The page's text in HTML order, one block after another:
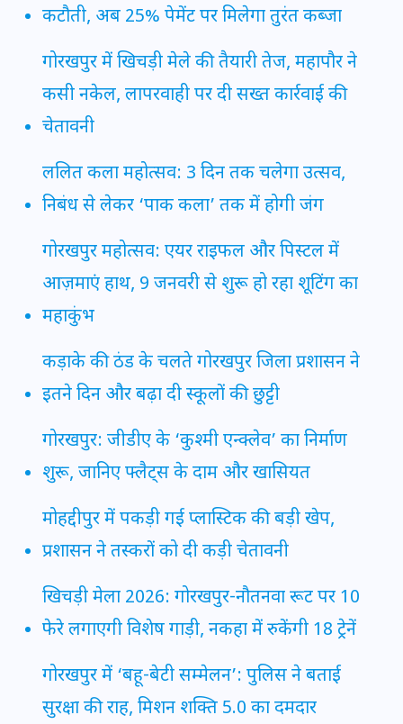
कटौती, अब 25% पेमेंट पर मिलेगा तुरंत कब्जा
गोरखपुर में खिचड़ी मेले की तैयारी तेज, महापौर ने
कसी नकेल, लापरवाही पर दी सख्त कार्रवाई की
चेतावनी
ललित कला महोत्सव: 3 दिन तक चलेगा उत्सव,
निबंध से लेकर ‘पाक कला’ तक में होगी जंग
गोरखपुर महोत्सव: एयर राइफल और पिस्टल में
आज़माएं हाथ, 9 जनवरी से शुरू हो रहा शूटिंग का
महाकुंभ
कड़ाके की ठंड के चलते गोरखपुर जिला प्रशासन ने
इतने दिन और बढ़ा दी स्कूलों की छुट्टी
गोरखपुर: जीडीए के ‘कुश्मी एन्क्लेव’ का निर्माण
शुरू, जानिए फ्लैट्स के दाम और खासियत
मोहद्दीपुर में पकड़ी गई प्लास्टिक की बड़ी खेप,
प्रशासन ने तस्करों को दी कड़ी चेतावनी
खिचड़ी मेला 2026: गोरखपुर-नौतनवा रूट पर 10
फेरे लगाएगी विशेष गाड़ी, नकहा में रुकेंगी 18 ट्रेनें
गोरखपुर में ‘बहू-बेटी सम्मेलन’: पुलिस ने बताई
सुरक्षा की राह, मिशन शक्ति 5.0 का दमदार